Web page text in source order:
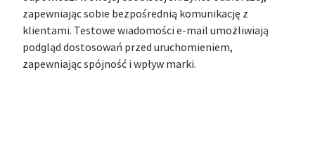
zapewniając sobie bezpośrednią komunikację z
klientami. Testowe wiadomości e-mail umożliwiają
podgląd dostosowań przed uruchomieniem,
zapewniając spójność i wpływ marki.